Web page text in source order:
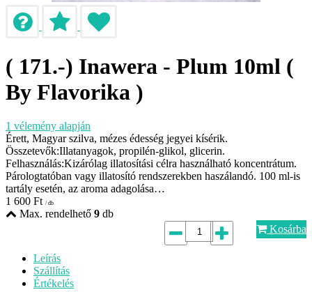
( 171.-) Inawera - Plum 10ml (
By Flavorika )
1 vélemény alapján
Érett, Magyar szilva, mézes édesség jegyei kísérik.
Összetevők:Illatanyagok, propilén-glikol, glicerin.
Felhasználás:Kizárólag illatosítási célra használható koncentrátum.
Párologtatóban vagy illatosító rendszerekben haszálandó. 100 ml-is
tartály esetén, az aroma adagolása…
1 600 Ft / db
Max. rendelhető 9 db
Kosárba
Leírás
Szállítás
Értékelés